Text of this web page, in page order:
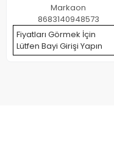
Markaon
8683140948573
Fiyatları Görmek İçin
Lütfen Bayi Girişi Yapın